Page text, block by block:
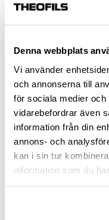
Denna webbplats
Vi använder
och annonserna till
för sociala medier
vidarebefordrar även
information från din
annons- och
kan i sin tur
information som du
7910R, 7911R
hp-22523